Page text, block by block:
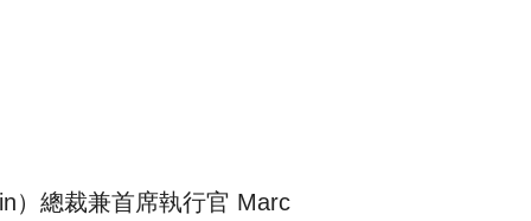
）總裁兼首席執行官 Marc